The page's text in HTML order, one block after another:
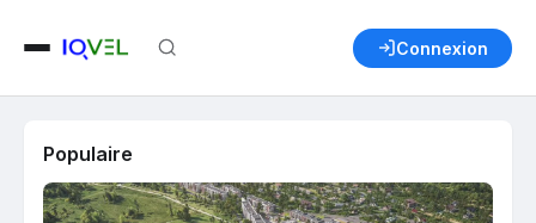
Connexion
Populaire